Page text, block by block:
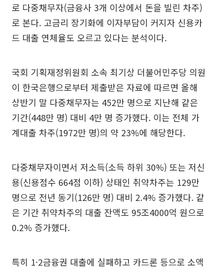
로 다중채무자(금융사 3개 이상에서 돈을 빌린 차주)
로 본다. 고금리 장기화에 이자부담이 커지자 신용카
드 대출 연체율도 오르고 있다는 분석이다.
국회 기획재정위원회 소속 최기상 더불어민주당 의원
이 한국은행으로부터 제출받은 자료에 따르면 올해
상반기 말 다중채무자는 452만 명으로 지난해 같은
기간(448만 명) 대비 4만 명 증가했다. 이는 전체 가
계대출 차주(1972만 명)의 약 23%에 해당한다.
다중채무자이면서 저소득(소득 하위 30%) 또는 저신
용(신용점수 664점 이하) 상태인 취약차주는 129만
명으로 전년 동기(126만 명) 대비 2.4% 증가했다. 같
은 기간 취약차주의 대출 잔액도 95조4000억 원으로
0.2% 증가했다.
특히 1·2금융권 대출에 실패하고 카드론 등으로 소액